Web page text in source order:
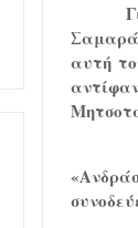
αυτή